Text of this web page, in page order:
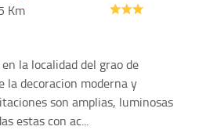
Km
la localidad del grao de
la decoracion moderna y
son amplias, luminosas
estas con ac...